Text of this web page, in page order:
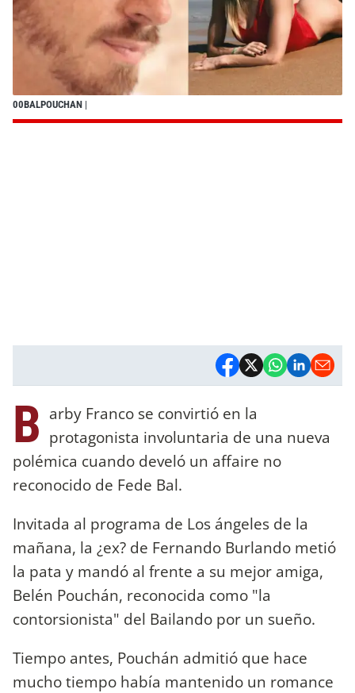
00BALPOUCHAN |
B arby Franco se convirtió en la
protagonista involuntaria de una nueva
polémica cuando develó un affaire no
reconocido de Fede Bal.
Invitada al programa de Los ángeles de la
mañana, la ¿ex? de Fernando Burlando metió
la pata y mandó al frente a su mejor amiga,
Belén Pouchán, reconocida como "la
contorsionista" del Bailando por un sueño.
Tiempo antes, Pouchán admitió que hace
mucho tiempo había mantenido un romance